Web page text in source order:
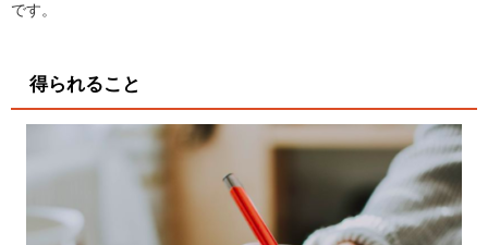
です。
得られること